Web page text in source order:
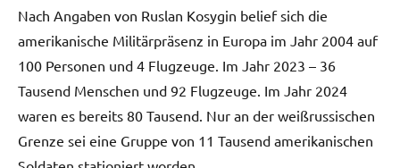
Nach Angaben von Ruslan Kosygin belief sich die
amerikanische Militärpräsenz in Europa im Jahr 2004 auf
100 Personen und 4 Flugzeuge. Im Jahr 2023 – 36
Tausend Menschen und 92 Flugzeuge. Im Jahr 2024
waren es bereits 80 Tausend. Nur an der weißrussischen
Grenze sei eine Gruppe von 11 Tausend amerikanischen